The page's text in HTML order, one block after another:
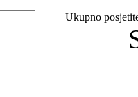
Ukupno